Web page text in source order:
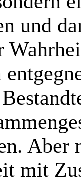
und
Aber
mit